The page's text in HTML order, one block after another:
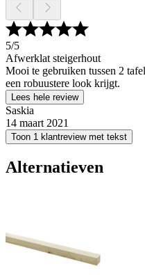
5/5
Afwerklat steigerhout
Mooi te gebruiken tussen 2
een robuustere look krijgt.
Lees hele review
Saskia
14 maart 2021
Toon 1 klantreview met tekst
Alternatieven